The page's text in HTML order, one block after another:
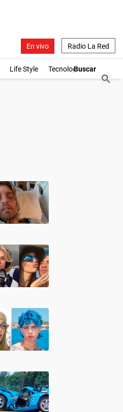
En vivo Radio La Red
Life Style Tecnología